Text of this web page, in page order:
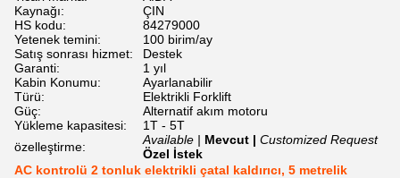
Kaynağı:
ÇIN
HS kodu:
84279000
Yetenek temini:
100 birim/ay
Satış sonrası hizmet:
Destek
Garanti:
1 yıl
Kabin Konumu:
Ayarlanabilir
Türü:
Elektrikli Forklift
Güç:
Alternatif akım motoru
Yükleme kapasitesi:
1T - 5T
özelleştirme:
Available | Mevcut | Customized Request
Özel İstek
AC kontrolü 2 tonluk elektrikli çatal kaldırıcı, 5 metrelik